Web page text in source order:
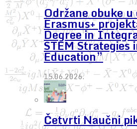
Održane obuke
Erasmus+
Degree in
STEM Strategies
Education”
15.06.2026.
Četvrti Naučni